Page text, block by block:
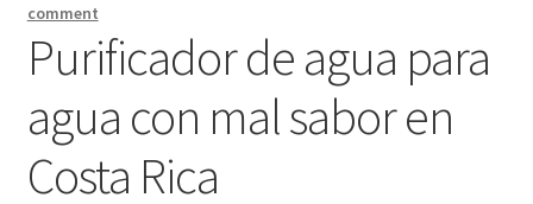
Carrito de Compras
Mi Cuenta
comment
Purificador de agua para
agua con mal sabor en
Costa Rica